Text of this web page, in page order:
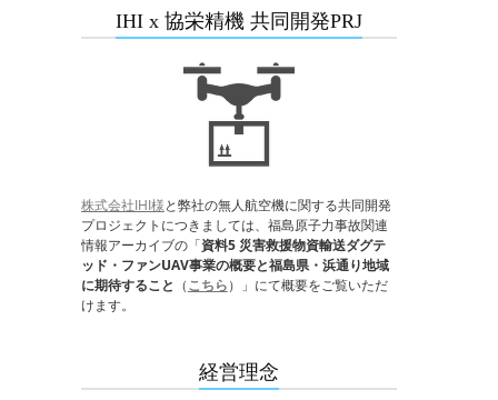
IHI x 協栄精機 共同開発PRJ
株式会社IHI様と弊社の無人航空機に関する共同開発
プロジェクトにつきましては、福島原子力事故関連
情報アーカイブの「資料5 災害救援物資輸送ダグテ
ッド・ファンUAV事業の概要と福島県・浜通り地域
に期待すること （こちら）」にて概要をご覧いただ
けます。
経営理念